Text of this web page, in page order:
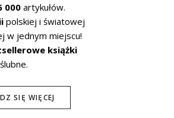
000artykułów.
polskiej i światowej
w jednym miejscu!
książki
ślubne.
SIĘ WIĘCEJ